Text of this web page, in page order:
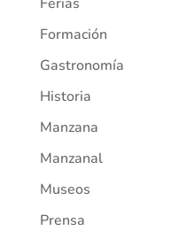
Formación
Gastronomía
Historia
Manzana
Manzanal
Museos
Prensa